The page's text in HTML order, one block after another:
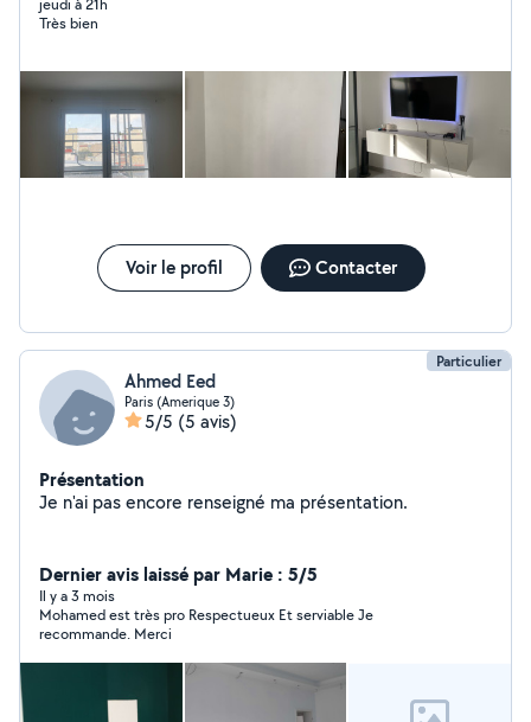
jeudi à 21h
Très bien
Voir le profil Contacter
Particulier
Ahmed Eed
Paris (Amerique 3)
5/5 (5 avis)
Présentation
Je n'ai pas encore renseigné ma présentation.
Dernier avis laissé par Marie : 5/5
Il y a 3 mois
Mohamed est très pro Respectueux Et serviable Je
recommande. Merci